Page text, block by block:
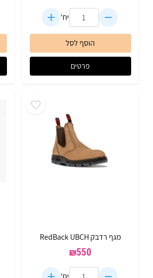
יח'
הוסף לסל
פרטים
מגף רדבק RedBack UBCH
₪550